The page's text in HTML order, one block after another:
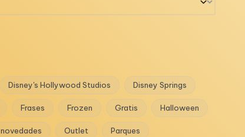
Disney's Hollywood Studios Disney Springs
Frases Frozen Gratis Halloween
novedades Outlet Parques